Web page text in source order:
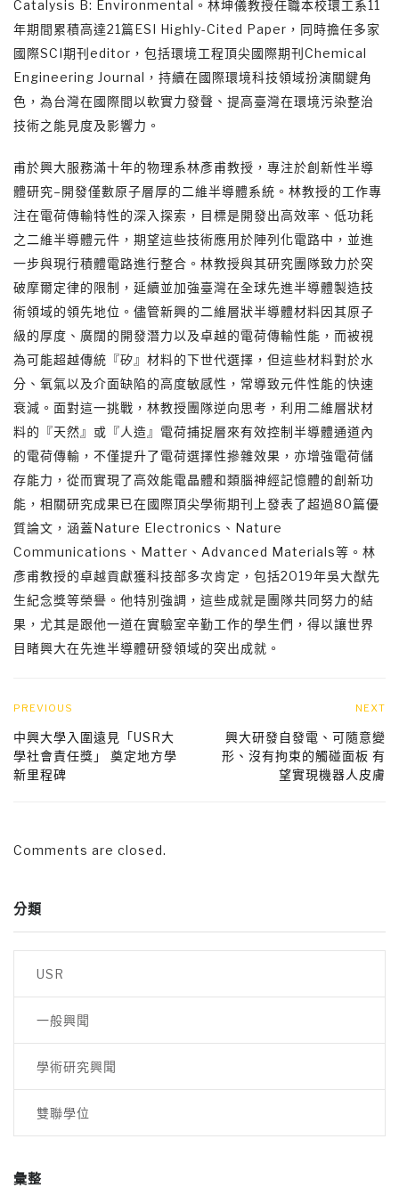
Catalysis B: Environmental。林坤儀教授任職本校環工系11
年期間累積高達21篇ESI Highly-Cited Paper，同時擔任多家
國際SCI期刊editor，包括環境工程頂尖國際期刊Chemical
Engineering Journal，持續在國際環境科技領域扮演關鍵角
色，為台灣在國際間以軟實力發聲、提高臺灣在環境污染整治
技術之能見度及影響力。
甫於興大服務滿十年的物理系林彥甫教授，專注於創新性半導
體研究–開發僅數原子層厚的二維半導體系統。林教授的工作專
注在電荷傳輸特性的深入探索，目標是開發出高效率、低功耗
之二維半導體元件，期望這些技術應用於陣列化電路中，並進
一步與現行積體電路進行整合。林教授與其研究團隊致力於突
破摩爾定律的限制，延續並加強臺灣在全球先進半導體製造技
術領域的領先地位。儘管新興的二維層狀半導體材料因其原子
級的厚度、廣闊的開發潛力以及卓越的電荷傳輸性能，而被視
為可能超越傳統『矽』材料的下世代選擇，但這些材料對於水
分、氧氣以及介面缺陷的高度敏感性，常導致元件性能的快速
衰減。面對這一挑戰，林教授團隊逆向思考，利用二維層狀材
料的『天然』或『人造』電荷捕捉層來有效控制半導體通道內
的電荷傳輸，不僅提升了電荷選擇性摻雜效果，亦增強電荷儲
存能力，從而實現了高效能電晶體和類腦神經記憶體的創新功
能，相關研究成果已在國際頂尖學術期刊上發表了超過80篇優
質論文，涵蓋Nature Electronics、Nature
Communications、Matter、Advanced Materials等。林
彥甫教授的卓越貢獻獲科技部多次肯定，包括2019年吳大猷先
生紀念獎等榮譽。他特別強調，這些成就是團隊共同努力的結
果，尤其是跟他一道在實驗室辛勤工作的學生們，得以讓世界
目睹興大在先進半導體研發領域的突出成就。
PREVIOUS
中興大學入圍遠見「USR大
學社會責任獎」 奠定地方學
新里程碑
NEXT
興大研發自發電、可隨意變
形、沒有拘束的觸碰面板 有
望實現機器人皮膚
Comments are closed.
分類
USR
一般興聞
學術研究興聞
雙聯學位
彙整